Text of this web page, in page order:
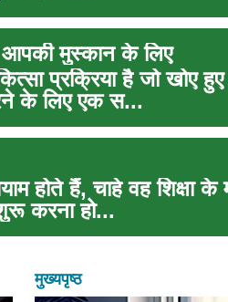
आपकी मुस्कान के लिए
प्रक्रिया है जो खोए हुए
के लिए एक स...
होते हैं, चाहे वह शिक्षा के
करना हो...
मुख्यपृष्ठ